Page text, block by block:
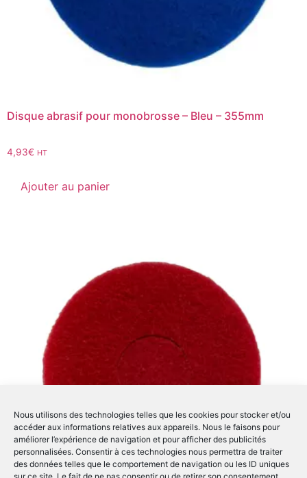
Nous utilisons des technologies telles que les cookies pour stocker et/ou
accéder aux informations relatives aux appareils. Nous le faisons pour
améliorer l’expérience de navigation et pour afficher des publicités
personnalisées. Consentir à ces technologies nous permettra de traiter
des données telles que le comportement de navigation ou les ID uniques
Disque abrasif pour monobrosse – Bleu – 355mm
4,93€ HT
Ajouter au panier